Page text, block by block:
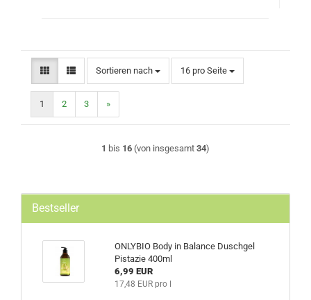
Sortieren nach
Sortieren nach 16 pro Seite
pro Seite
1 2 3 »
1 bis 16 (von insgesamt 34)
Bestseller
ONLYBIO Body in Balance Duschgel
Pistazie 400ml
6,99 EUR
17,48 EUR pro l